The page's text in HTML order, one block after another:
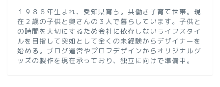
１９８８年生まれ、愛知県育ち。共働き子育て世帯。現
在２歳の子供と奥さんの３人で暮らしています。子供と
の時間を大切にするため会社に依存しないライフスタイ
ルを目指して突如として全くの未経験からデザイナーを
始める。ブログ運営やプロフデザインからオリジナルグ
ッズの製作を現在承っており、独立に向けで準備中。